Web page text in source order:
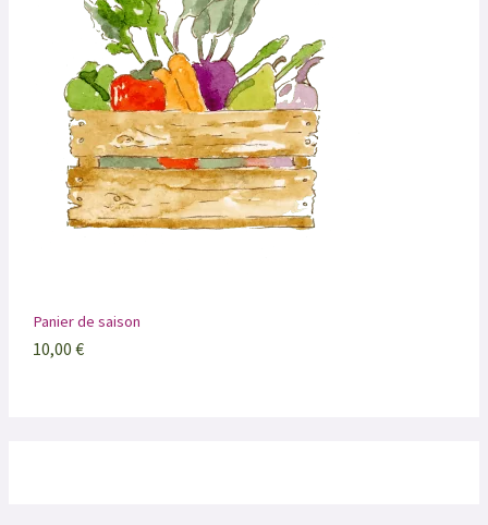
Panier de saison
10,00€